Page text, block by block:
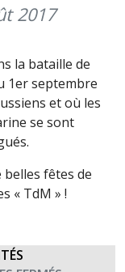
2017
la bataille de
1er septembre
et où les
se sont
fêtes de
« TdM » !